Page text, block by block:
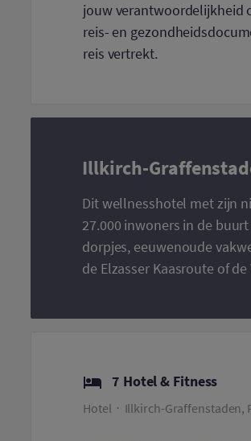
jouw verantwoordelijkheid
reis- en
reis vertrekt.
Illkirch-
Dit wellnesshotel met zijn
27.000 inwoners in de
dorpjes, eeuwenoude
de Elzasser Kaasroute of
7 Hotel & Fitness
Hotel Illkirch-Graffenstaden,